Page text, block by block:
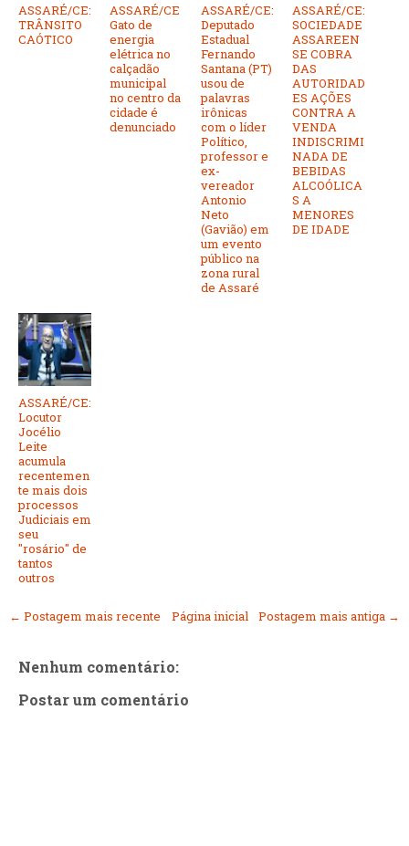
ASSARÉ/CE:
TRÂNSITO
CAÓTICO
ASSARÉ/CE
Gato de
energia
elétrica no
calçadão
municipal
no centro da
cidade é
denunciado
ASSARÉ/CE:
Deputado
Estadual
Fernando
Santana (PT)
usou de
palavras
irônicas
com o líder
Político,
professor e
ex-
vereador
Antonio
Neto
(Gavião) em
um evento
público na
zona rural
de Assaré
ASSARÉ/CE:
SOCIEDADE
ASSAREEN
SE COBRA
DAS
AUTORIDAD
ES AÇÕES
CONTRA A
VENDA
INDISCRIMI
NADA DE
BEBIDAS
ALCOÓLICA
S A
MENORES
DE IDADE
ASSARÉ/CE:
Locutor
Jocélio
Leite
acumula
recentemen
te mais dois
processos
Judiciais em
seu
"rosário" de
tantos
outros
← Postagem mais recente Postagem mais antiga →
Página inicial
Nenhum comentário:
Postar um comentário